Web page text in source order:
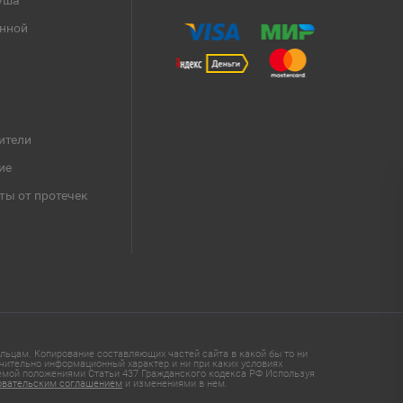
от протечек
Копирование составляющих частей сайта в какой бы то ни
информационный характер и ни при каких условиях
положениями Статьи 437 Гражданского кодекса РФ Используя
соглашением и изменениями в нем.